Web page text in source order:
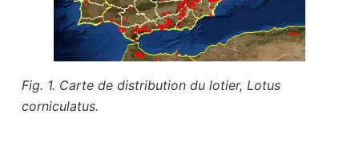
Fig. 1. Carte de distribution du lotier, Lotus
corniculatus.